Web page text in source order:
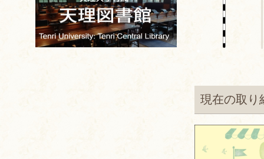
現在の取り